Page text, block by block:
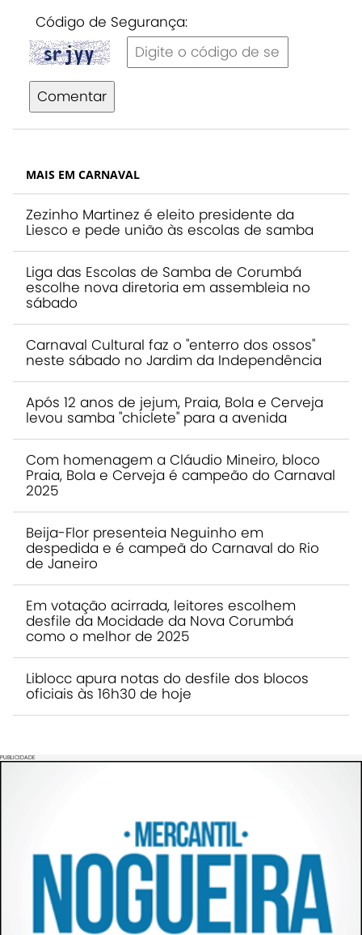
Código de Segurança:
Comentar
MAIS EM CARNAVAL
Zezinho Martinez é eleito presidente da
Liesco e pede união às escolas de samba
Liga das Escolas de Samba de Corumbá
escolhe nova diretoria em assembleia no
sábado
Carnaval Cultural faz o "enterro dos ossos"
neste sábado no Jardim da Independência
Após 12 anos de jejum, Praia, Bola e Cerveja
levou samba "chiclete" para a avenida
Com homenagem a Cláudio Mineiro, bloco
Praia, Bola e Cerveja é campeão do Carnaval
2025
Beija-Flor presenteia Neguinho em
despedida e é campeã do Carnaval do Rio
de Janeiro
Em votação acirrada, leitores escolhem
desfile da Mocidade da Nova Corumbá
como o melhor de 2025
Liblocc apura notas do desfile dos blocos
oficiais às 16h30 de hoje
PUBLICIDADE